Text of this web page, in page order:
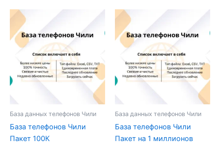
База данных телефонов Чили
База телефонов Чили
Пакет 100К
База данных телефонов Чили
База телефонов Чили
Пакет на 1 миллионов